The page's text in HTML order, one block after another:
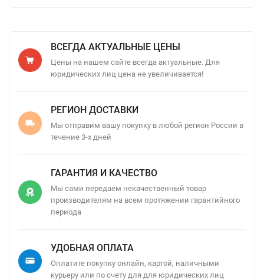
ВСЕГДА АКТУАЛЬНЫЕ ЦЕНЫ
Цены на нашем сайте всегда актуальные. Для
юридических лиц цена не увеличивается!
РЕГИОН ДОСТАВКИ
Мы отправим вашу покупку в любой регион России в
течение 3-х дней
ГАРАНТИЯ И КАЧЕСТВО
Мы сами передаем некачественный товар
производителям на всем протяжении гарантийного
периода
УДОБНАЯ ОПЛАТА
Оплатите покупку онлайн, картой, наличными
курьеру или по счету для для юридических лиц